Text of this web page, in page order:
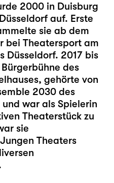
2000 in Duisburg
auf. Erste
sie ab dem
bei Theatersport am
Düsseldorf. 2017 bis
des
gehörte von
2030 des
war als Spielerin
Theaterstück zu
sie
Theaters